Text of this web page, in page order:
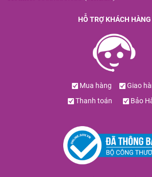
HỖ TRỢ KHÁCH HÀNG
Mua hàng
Giao
Thanh toán
Bảo